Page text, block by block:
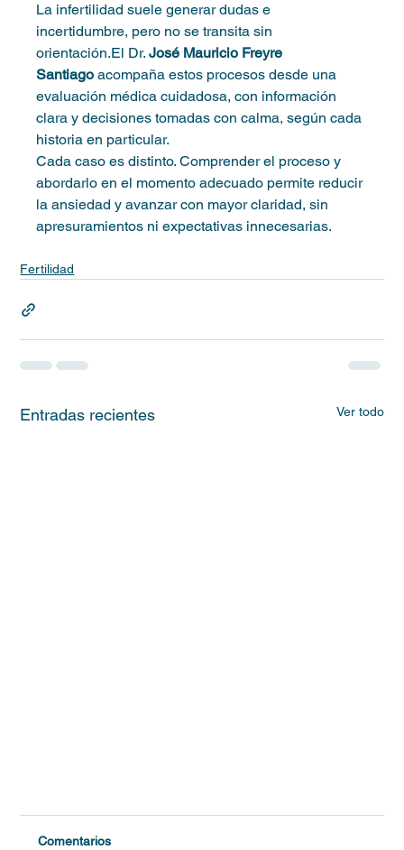
La infertilidad suele generar dudas e
incertidumbre, pero no se transita sin
orientación.El Dr. José Mauricio Freyre
Santiago acompaña estos procesos desde una
evaluación médica cuidadosa, con información
clara y decisiones tomadas con calma, según cada
historia en particular.
Cada caso es distinto. Comprender el proceso y
abordarlo en el momento adecuado permite reducir
la ansiedad y avanzar con mayor claridad, sin
apresuramientos ni expectativas innecesarias.
Fertilidad
Entradas recientes Ver todo
Comentarios